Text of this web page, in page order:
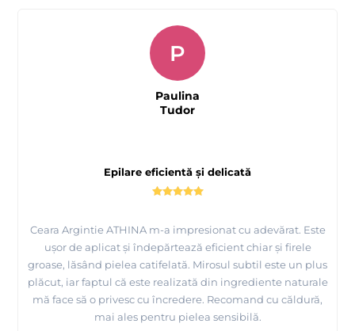
Epilare eficientă și delicată
Ceara Argintie ATHINA m-a impresionat cu adevărat. Este
ușor de aplicat și îndepărtează eficient chiar și firele
groase, lăsând pielea catifelată. Mirosul subtil este un plus
plăcut, iar faptul că este realizată din ingrediente naturale
mă face să o privesc cu încredere. Recomand cu căldură,
mai ales pentru pielea sensibilă.
P
Paulina
Tudor